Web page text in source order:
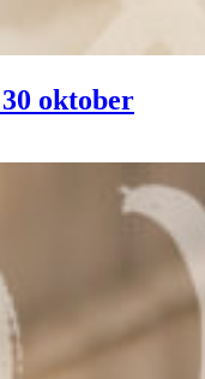
oktober